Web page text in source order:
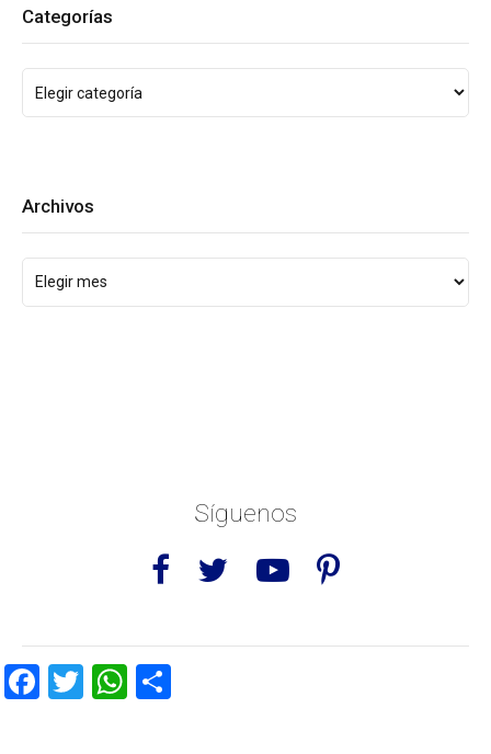
Categorías
Archivos
Síguenos
Facebook
TwitterWhatsApp